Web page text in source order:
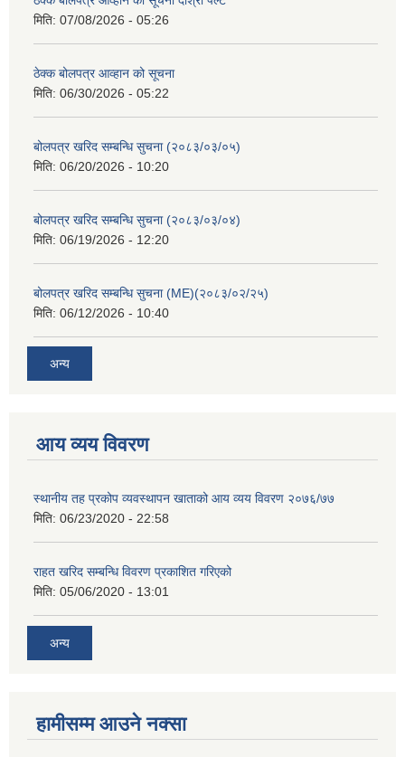
मिति: 07/08/2026 - 05:26
ठेक्क बोलपत्र आव्हान को सूचना
मिति: 06/30/2026 - 05:22
बोलपत्र खरिद सम्बन्धि सुचना (२०८३/०३/०५)
मिति: 06/20/2026 - 10:20
बोलपत्र खरिद सम्बन्धि सुचना (२०८३/०३/०४)
मिति: 06/19/2026 - 12:20
बोलपत्र खरिद सम्बन्धि सुचना (ME)(२०८३/०२/२५)
मिति: 06/12/2026 - 10:40
अन्य
आय व्यय विवरण
स्थानीय तह प्रकोप व्यवस्थापन खाताको आय व्यय विवरण २०७६/७७
मिति: 06/23/2020 - 22:58
राहत खरिद सम्बन्धि विवरण प्रकाशित गरिएको
मिति: 05/06/2020 - 13:01
अन्य
हामीसम्म आउने नक्सा